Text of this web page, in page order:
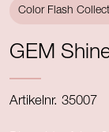
Color Flash
GEM
Artikelnr. 35007